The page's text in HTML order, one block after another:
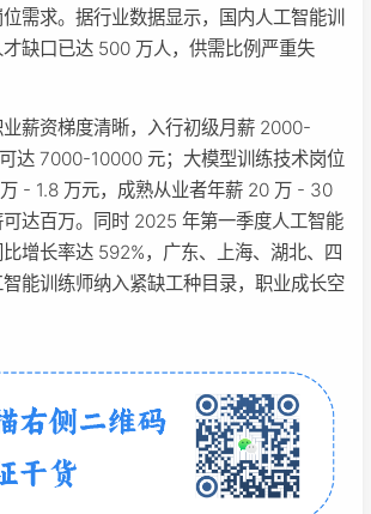
需求。据行业数据显示，国内人工智能训
缺口已达 500 万人，供需比例严重失
薪资梯度清晰，入行初级月薪 2000-
达 7000-10000 元；大模型训练技术岗位
- 1.8 万元，成熟从业者年薪 20 万 - 30
达百万。同时 2025 年第一季度人工智能
增长率达 592%，广东、上海、湖北、四
能训练师纳入紧缺工种目录，职业成长空